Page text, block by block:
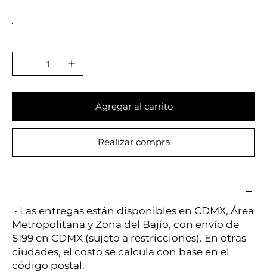
Agregar al carrito
Realizar compra
• Las entregas están disponibles en CDMX, Área
Metropolitana y Zona del Bajío, con envío de
$199 en CDMX (sujeto a restricciones). En otras
ciudades, el costo se calcula con base en el
código postal.